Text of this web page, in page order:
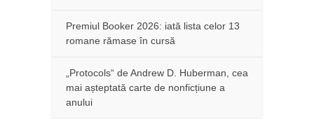
Premiul Booker 2026: iată lista celor 13
romane rămase în cursă
„Protocols“ de Andrew D. Huberman, cea
mai așteptată carte de nonficțiune a
anului